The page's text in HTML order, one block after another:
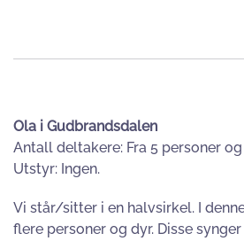
Ola i Gudbrandsdalen
Antall deltakere: Fra 5 personer
Utstyr: Ingen.
Vi står/sitter i en halvsirkel. I
flere personer og dyr. Disse